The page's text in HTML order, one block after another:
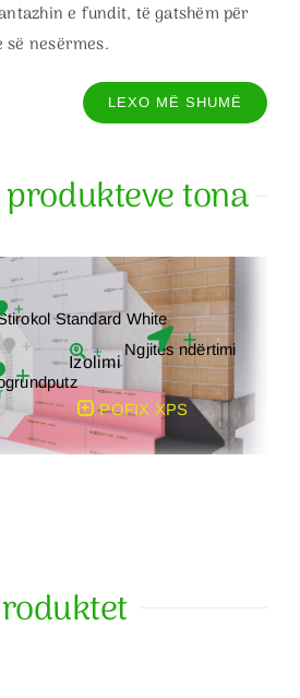
e fundit, të gatshëm për
nesërmes.
LEXO MË SHUMË
tona
Ngjitës ndërtimi
+
Izolimi
+
Standard White
+
POFIX XPS
+
+